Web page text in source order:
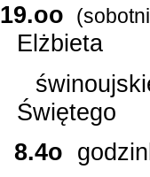
19.oo
Elżbieta
Świętego
8.4o